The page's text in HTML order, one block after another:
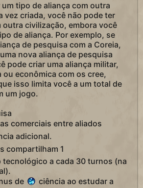
tipo de aliança com outra
vez criada, você não pode ter
outra civilização, embora você
de aliança. Por exemplo, se
de pesquisa com a Coreia,
nova aliança de pesquisa
pode criar uma aliança militar,
econômica com os cree,
isso limita você a um total de
um jogo.
comerciais entre aliados
adicional.
compartilham 1
a cada 30 turnos (na
de
ciência ao estudar a